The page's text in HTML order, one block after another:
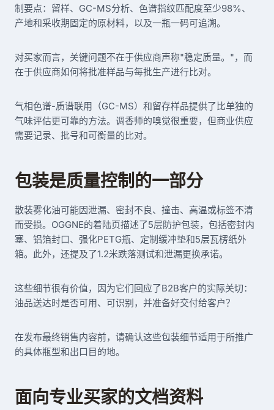
制要点：留样、GC-MS分析、色谱指纹匹配度至少98%、
产地和采收期固定的原材料，以及一瓶一码可追溯。
对买家而言，关键问题不在于供应商声称"稳定质量。"，而
在于供应商如何将批准样品与每批生产进行比对。
气相色谱-质谱联用（GC-MS）和留存样品提供了比单独的
气味评估更可靠的方法。调香师的嗅觉很重要，但商业供应
需要记录、批号和可衡量的比对。
包装是质量控制的一部分
散装雾化油可能因泄漏、密封不良、撞击、高温或标签不清
而受损。OGGNE的着陆页描述了5层防护包装，包括密封内
塞、铝箔封口、强化PETG瓶、定制缓冲垫和5层瓦楞纸外
箱。此外，还提及了1.2米跌落测试和泄漏更换承诺。
这些细节很有价值，因为它们回应了B2B客户的实际关切：
油品送达时是否可用、可识别，并准备好交付给客户？
在发布最终销售内容前，请确认这些包装细节适用于所推广
的具体瓶型和出口目的地。
面向专业买家的文档资料